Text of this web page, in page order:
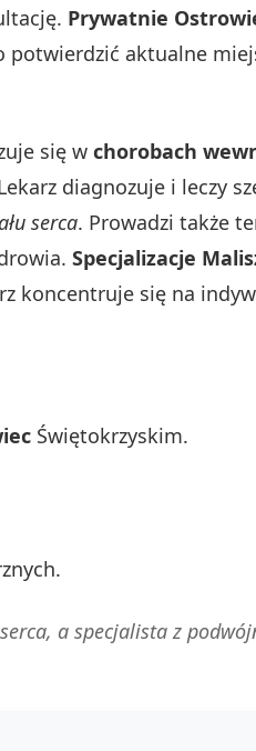
Prywatnie
aktualne
się w chorobach
diagnozuje i leczy
serca. Prowadzi także
Specjalizacje
koncentruje się na
Świętokrzyskim.
a specjalista z